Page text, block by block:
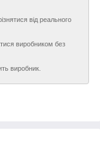
від реального
виробником без
виробник.